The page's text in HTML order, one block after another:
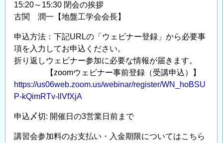
15:20～15:30 閉会の挨拶
古関 潤一【地盤工学会会長】
申込方法：下記URLの「ウェビナー登録」から必要事
項を入力してお申込ください。
折り返しウェビナー参加に必要な情報が届きます。
【zoomウェビナー事前登録（受講申込）】
https://us06web.zoom.us/webinar/register/WN_hoBSU
P-kQimRTv-llVfXjA
申込〆切: 開催日の3営業日前まで
講習会参加料のお支払い・入金期限についてはこちら